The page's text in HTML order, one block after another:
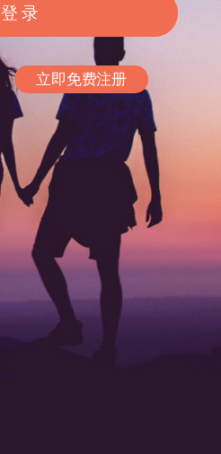
登 录
立即免费注册